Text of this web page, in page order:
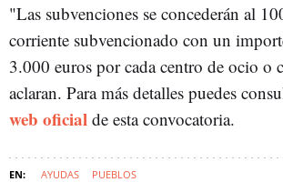
"Las subvenciones se concederán al
corriente subvencionado con un
3.000 euros por cada centro de ocio o
aclaran. Para más detalles puedes
web oficial de esta convocatoria.
AYUDAS PUEBLOS